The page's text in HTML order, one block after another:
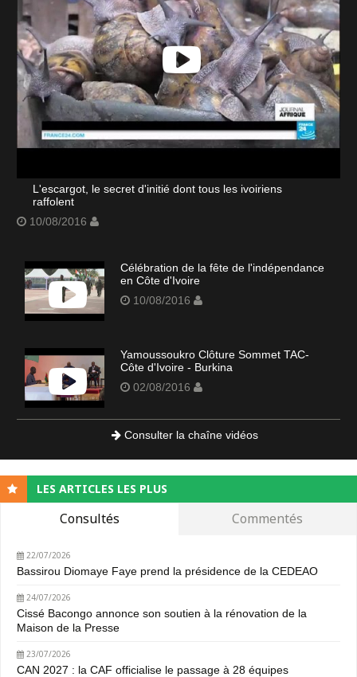
L'escargot, le secret d'initié dont tous les ivoiriens
raffolent
10/08/2016
Célébration de la fête de l'indépendance
en Côte d'Ivoire
10/08/2016
Yamoussoukro Clôture Sommet TAC-
Côte d'Ivoire - Burkina
02/08/2016
Consulter la chaîne vidéos
LES ARTICLES LES PLUS
Consultés Commentés
22/07/2026
Bassirou Diomaye Faye prend la présidence de la CEDEAO
24/07/2026
Cissé Bacongo annonce son soutien à la rénovation de la
Maison de la Presse
23/07/2026
CAN 2027 : la CAF officialise le passage à 28 équipes